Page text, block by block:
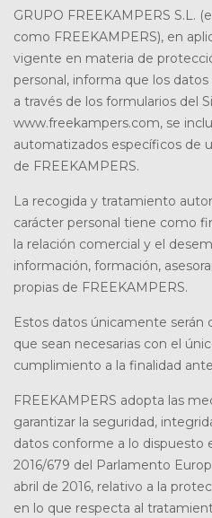
GRUPO FREEKAMPERS S.L.
como FREEKAMPERS), en
vigente en materia de
personal, informa que los
a través de los formularios del
www.freekampers.com, se
automatizados específicos de
de FREEKAMPERS.
La recogida y tratamiento
carácter personal tiene como
la relación comercial y el
información, formación,
propias de FREEKAMPERS.
Estos datos únicamente serán
que sean necesarias con el
cumplimiento a la finalidad
FREEKAMPERS adopta las
garantizar la seguridad,
datos conforme a lo dispuesto
2016/679 del Parlamento
abril de 2016, relativo a la
en lo que respecta al